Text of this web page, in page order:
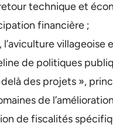
technique et
financière ;
l’aviculture villageoise
de politiques
delà des projets »,
de
de fiscalités